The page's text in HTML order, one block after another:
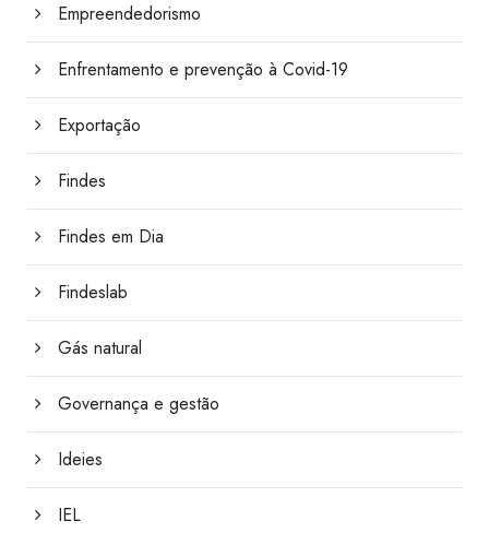
Empreendedorismo
Enfrentamento e prevenção à Covid-19
Exportação
Findes
Findes em Dia
Findeslab
Gás natural
Governança e gestão
Ideies
IEL